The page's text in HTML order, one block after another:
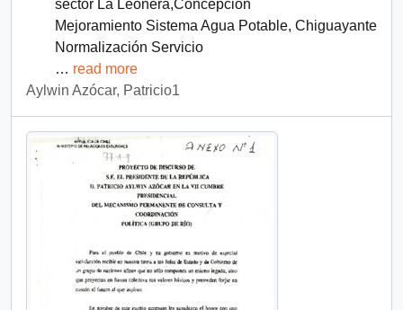
sector La Leonera,Concepción
Mejoramiento Sistema Agua Potable, Chiguayante
Normalización Servicio
… read more
Aylwin Azócar, Patricio1